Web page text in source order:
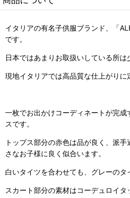
イタリアの有名子供服ブランド、「
です。
日本ではあまりお取扱いしている所は
現地イタリアでは高品質な仕上がりに
一枚でお出かけコーディネートが完
スです。
トップス部分の赤色は品が良く、派
さなお子様に良く似合います。
白いタイツを合わせても、グレーのタ
スカート部分の素材はコーデュロイ